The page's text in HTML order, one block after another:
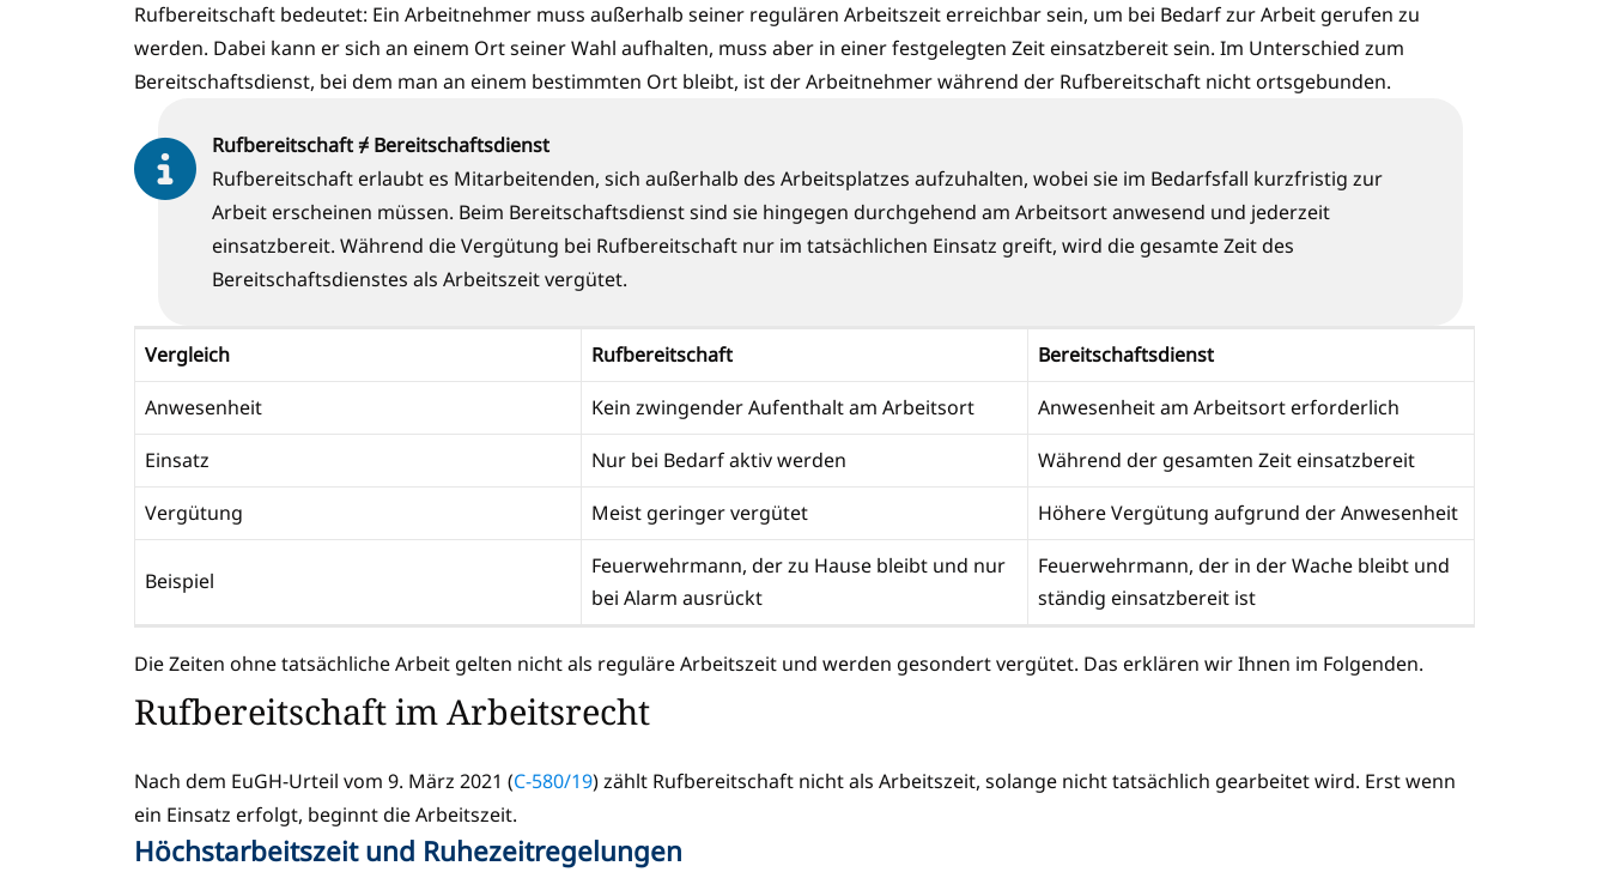
Rufbereitschaft bedeutet: Ein Arbeitnehmer muss außerhalb seiner regulären Arbeitszeit erreichbar sein, um bei Bedarf zur Arbeit gerufen zu
werden. Dabei kann er sich an einem Ort seiner Wahl aufhalten, muss aber in einer festgelegten Zeit einsatzbereit sein. Im Unterschied zum
Bereitschaftsdienst, bei dem man an einem bestimmten Ort bleibt, ist der Arbeitnehmer während der Rufbereitschaft nicht ortsgebunden.
Rufbereitschaft ≠ Bereitschaftsdienst
Rufbereitschaft erlaubt es Mitarbeitenden, sich außerhalb des Arbeitsplatzes aufzuhalten, wobei sie im Bedarfsfall kurzfristig zur
Arbeit erscheinen müssen. Beim Bereitschaftsdienst sind sie hingegen durchgehend am Arbeitsort anwesend und jederzeit
einsatzbereit. Während die Vergütung bei Rufbereitschaft nur im tatsächlichen Einsatz greift, wird die gesamte Zeit des
Bereitschaftsdienstes als Arbeitszeit vergütet.
Vergleich Rufbereitschaft
Bereitschaftsdienst
Anwesenheit
Kein zwingender Aufenthalt am Arbeitsort
Anwesenheit am Arbeitsort erforderlich
Einsatz
Nur bei Bedarf aktiv werden
Während der gesamten Zeit einsatzbereit
Vergütung
Meist geringer vergütet Höhere Vergütung aufgrund der Anwesenheit
Beispiel
Feuerwehrmann, der zu Hause bleibt und nur
bei Alarm ausrückt
Feuerwehrmann, der in der Wache bleibt und
ständig einsatzbereit ist
Die Zeiten ohne tatsächliche Arbeit gelten nicht als reguläre Arbeitszeit und werden gesondert vergütet. Das erklären wir Ihnen im Folgenden.
Rufbereitschaft im Arbeitsrecht
Nach dem EuGH-Urteil vom 9. März 2021 (C-580/19) zählt Rufbereitschaft nicht als Arbeitszeit, solange nicht tatsächlich gearbeitet wird. Erst wenn
ein Einsatz erfolgt, beginnt die Arbeitszeit.
Höchstarbeitszeit und Ruhezeitregelungen